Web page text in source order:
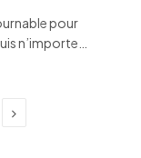
pour
n’importe…
Next